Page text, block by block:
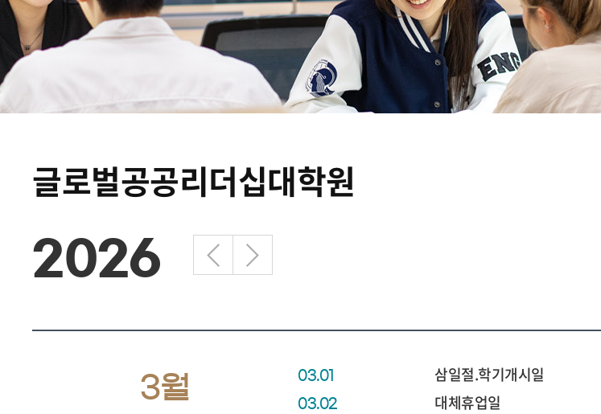
글로벌공공리더십대학원
2026
3월 03.01 삼일절.학기개시일
03.02 대체휴업일